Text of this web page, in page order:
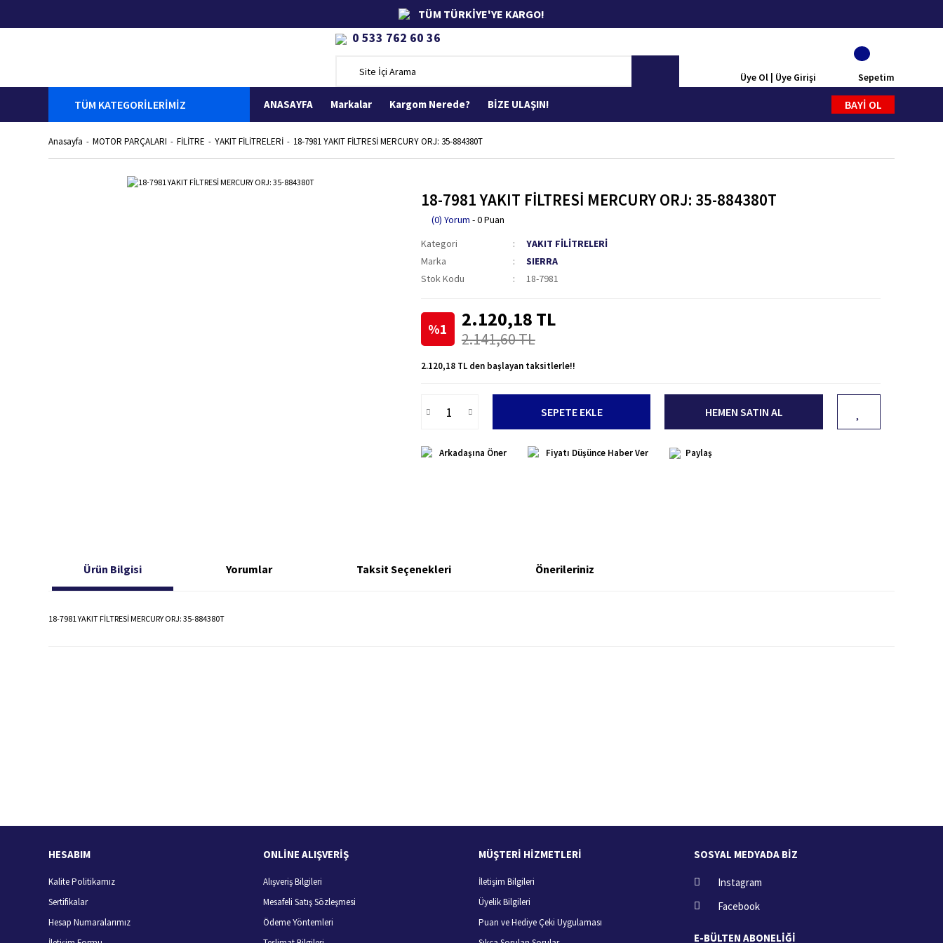
TÜM TÜRKİYE'YE KARGO!
0 533 762 60 36
Üye Ol | Üye Girişi Sepetim
TÜM KATEGORİLERİMİZ ANASAYFA Markalar Kargom Nerede? BİZE ULAŞIN! BAYİ OL
Anasayfa MOTOR PARÇALARI FİLİTRE YAKIT FİLİTRELERİ 18-7981 YAKIT FİLTRESİ MERCURY ORJ: 35-884380T
18-7981 YAKIT FİLTRESİ MERCURY ORJ: 35-884380T
(0) Yorum - 0 Puan
Kategori
YAKIT FİLİTRELERİ
Marka
SIERRA
Stok Kodu
18-7981
%1 2.120,18 TL
2.141,60 TL
2.120,18 TL den başlayan taksitlerle!!
SEPETE EKLE HEMEN SATIN AL
Arkadaşına Öner Fiyatı Düşünce Haber Ver Paylaş
Ürün Bilgisi Yorumlar Taksit Seçenekleri Önerileriniz
18-7981 YAKIT FİLTRESİ MERCURY ORJ: 35-884380T
HESABIM
Kalite Politikamız
Sertifikalar
Hesap Numaralarımız
ONLİNE ALIŞVERİŞ
Alışveriş Bilgileri
Mesafeli Satış Sözleşmesi
Ödeme Yöntemleri
MÜŞTERİ HİZMETLERİ
İletişim Bilgileri
Üyelik Bilgileri
Puan ve Hediye Çeki Uygulaması
SOSYAL MEDYADA BİZ
Instagram
Facebook
E-BÜLTEN ABONELİĞİ